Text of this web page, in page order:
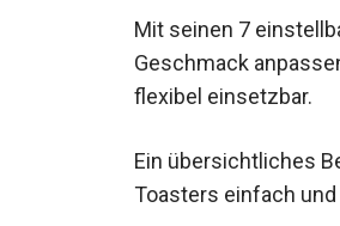
Mit seinen 7
Geschmack
flexibel einsetzbar.
Ein übersichtliches
Toasters einfach